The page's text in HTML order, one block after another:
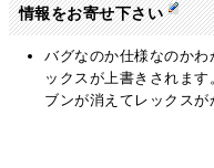
情報をお寄せ下さい
バグなのか仕様なのか
ックスが上書きされま
ブンが消えてレックスが